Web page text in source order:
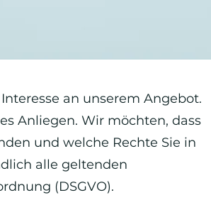
an unserem Angebot.
Anliegen. Wir möchten, dass
und welche Rechte Sie in
alle geltenden
(DSGVO).